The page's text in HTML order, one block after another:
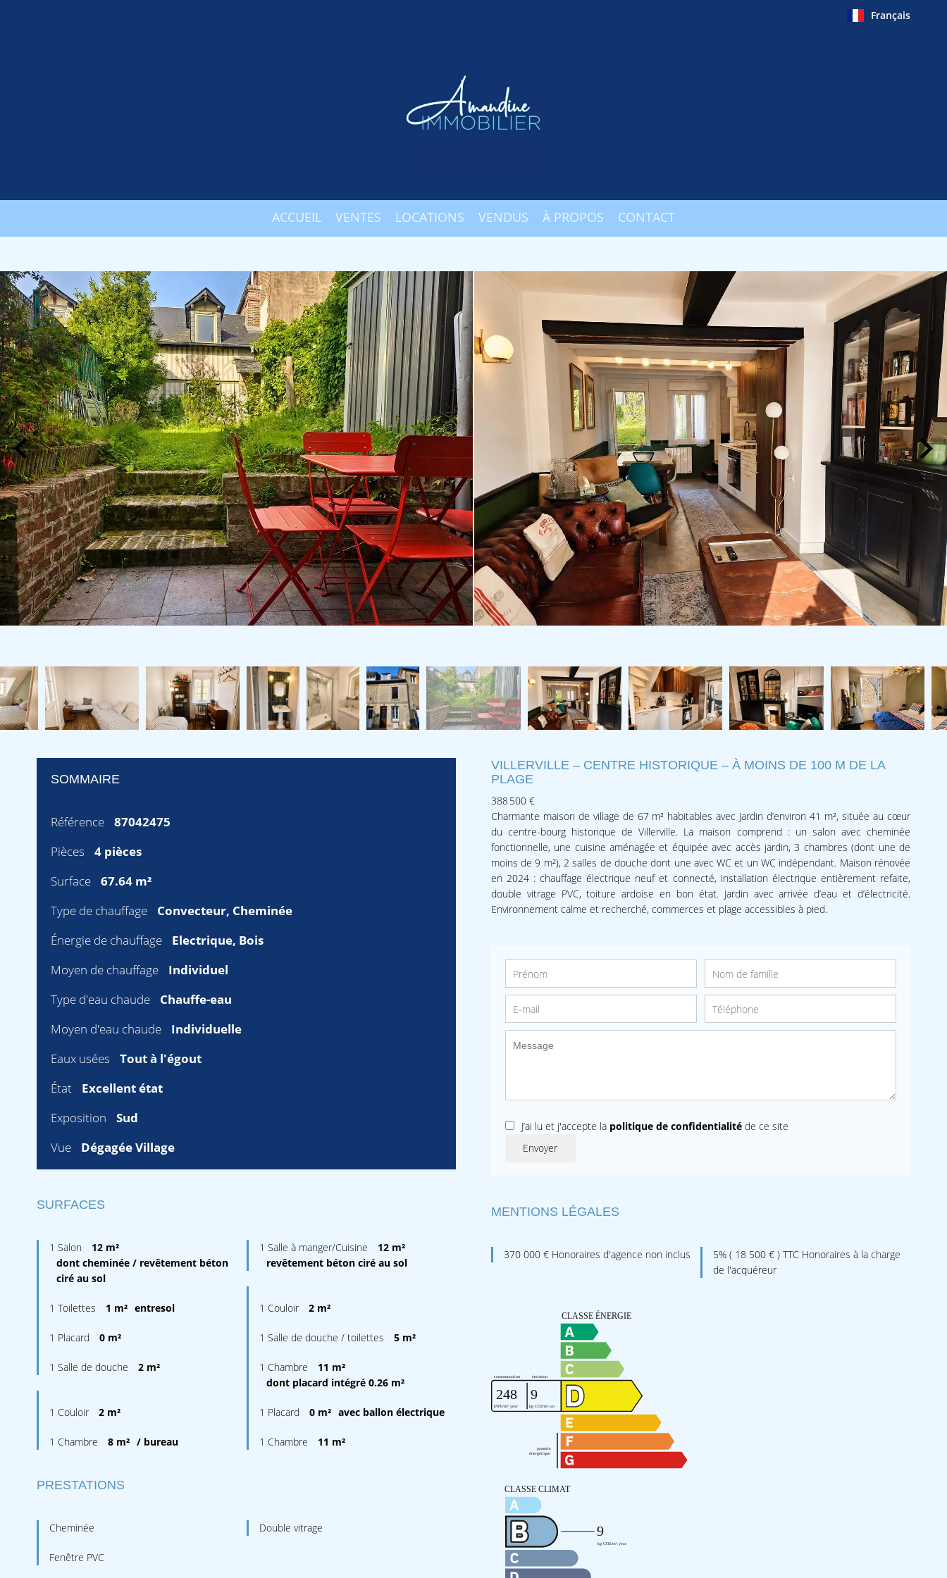
Français
ACCUEIL VENTES LOCATIONS VENDUS À PROPOS CONTACT
SOMMAIRE
Référence
87042475
Pièces
4 pièces
Surface
67.64 m²
Type de chauffage
Convecteur, Cheminée
Énergie de chauffage
Electrique, Bois
Moyen de chauffage
Individuel
Type d'eau chaude
Chauffe-eau
Moyen d'eau chaude
Individuelle
Eaux usées
Tout à l'égout
État
Excellent état
Exposition
Sud
Vue
Dégagée Village
SURFACES
1 Salon
12 m²
dont cheminée / revêtement béton
ciré au sol
1 Salle à manger/Cuisine
12 m²
revêtement béton ciré au sol
1 Toilettes 1 m² entresol 1 Couloir 2 m²
1 Placard 0 m² 1 Salle de douche / toilettes 5 m²
1 Salle de douche 2 m² 1 Chambre
11 m²
dont placard intégré 0.26 m²
1 Couloir 2 m² 1 Placard 0 m² avec ballon électrique
1 Chambre 8 m² / bureau 1 Chambre 11 m²
PRESTATIONS
Cheminée Double vitrage
Fenêtre PVC
VILLERVILLE – CENTRE HISTORIQUE – À MOINS DE 100 M DE LA
PLAGE
388 500 €
Charmante maison de village de 67 m² habitables avec jardin d’environ 41 m², située au cœur
du centre-bourg historique de Villerville. La maison comprend : un salon avec cheminée
fonctionnelle, une cuisine aménagée et équipée avec accès jardin, 3 chambres (dont une de
moins de 9 m²), 2 salles de douche dont une avec WC et un WC indépendant. Maison rénovée
en 2024 : chauffage électrique neuf et connecté, installation électrique entièrement refaite,
double vitrage PVC, toiture ardoise en bon état. Jardin avec arrivée d’eau et d’électricité.
Environnement calme et recherché, commerces et plage accessibles à pied.
J’ai lu et j'accepte la politique de confidentialitéde ce site
Envoyer
MENTIONS LÉGALES
370 000 € Honoraires d'agence non inclus
5% ( 18 500 € ) TTC Honoraires à la charge
de l'acquéreur